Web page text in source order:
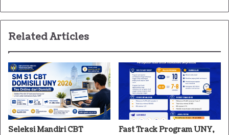
Related Articles
Seleksi Mandiri CBT
Fast Track Program UNY,